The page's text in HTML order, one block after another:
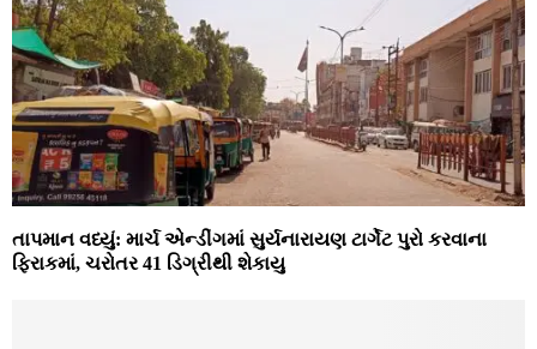
તાપમાન વધ્યું: માર્ચ એન્ડીંગમાં સુર્યનારાયણ ટાર્ગેટ પુરો કરવાના
ફિરાકમાં, ચરોતર 41 ડિગ્રીથી શેકાયુ